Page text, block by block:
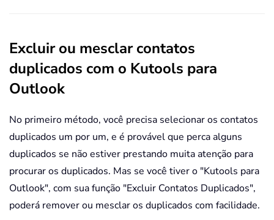
Excluir ou mesclar contatos
duplicados com o Kutools para
Outlook
No primeiro método, você precisa selecionar os contatos
duplicados um por um, e é provável que perca alguns
duplicados se não estiver prestando muita atenção para
procurar os duplicados. Mas se você tiver o "Kutools para
Outlook", com sua função "Excluir Contatos Duplicados",
poderá remover ou mesclar os duplicados com facilidade.